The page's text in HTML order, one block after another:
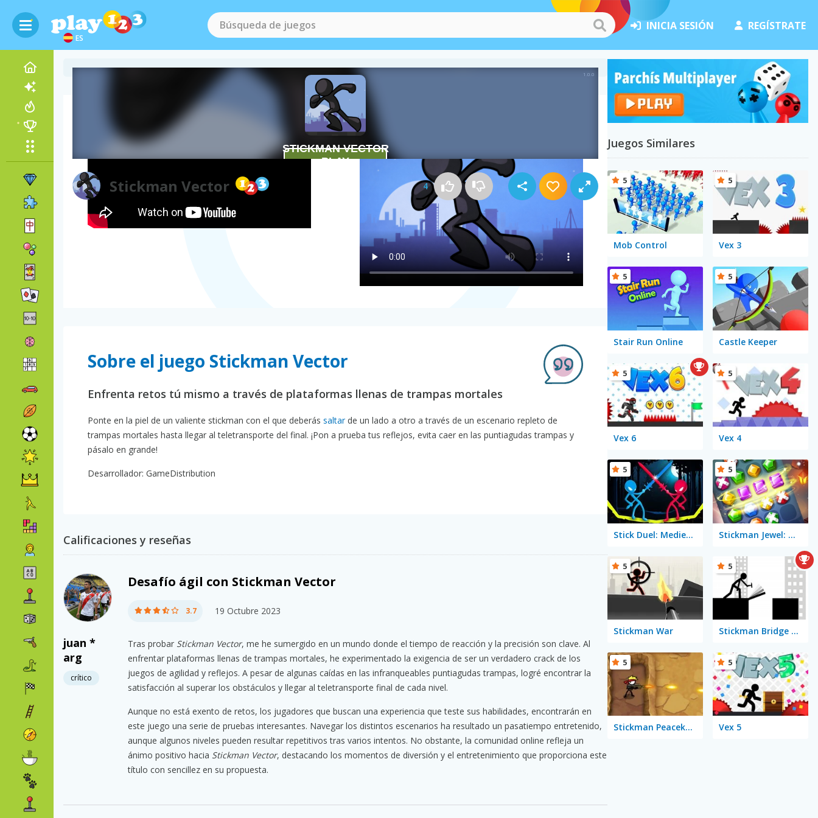
ES
INICIA SESIÓN REGÍSTRATE
Stickman Vector 4
Vídeo del juego Cómo jugar a Stickman Vector
Sobre el juego Stickman Vector
Enfrenta retos tú mismo a través de plataformas llenas de trampas mortales
Ponte en la piel de un valiente stickman con el que deberás saltarde un lado a otro a través de un escenario repleto de
trampas mortales hasta llegar al teletransporte del final. ¡Pon a prueba tus reflejos, evita caer en las puntiagudas trampas y
pásalo en grande!
Desarrollador: GameDistribution
Calificaciones y reseñas
juan *
arg
crítico
Desafío ágil con Stickman Vector
3.7 19 Octubre 2023
Tras probar Stickman Vector, me he sumergido en un mundo donde el tiempo de reacción y la precisión son clave. Al
enfrentar plataformas llenas de trampas mortales, he experimentado la exigencia de ser un verdadero crack de los
juegos de agilidad y reflejos. A pesar de algunas caídas en las infranqueables puntiagudas trampas, logré encontrar la
satisfacción al superar los obstáculos y llegar al teletransporte final de cada nivel.
Aunque no está exento de retos, los jugadores que buscan una experiencia que teste sus habilidades, encontrarán en
este juego una serie de pruebas interesantes. Navegar los distintos escenarios ha resultado un pasatiempo entretenido,
aunque algunos niveles pueden resultar repetitivos tras varios intentos. No obstante, la comunidad online refleja un
ánimo positivo hacia Stickman Vector, destacando los momentos de diversión y el entretenimiento que proporciona este
título con sencillez en su propuesta.
Juegos Similares
Mob Control
5
Vex 3
5
Stair Run Online
5
Castle Keeper
5
Vex 6
5
Vex 4
5
Stick Duel: Medieval Wars
5
Stickman Jewel: Match 3 Master
5
Stickman War
5
Stickman Bridge Constructor
5
Stickman Peacekeeper
5
Vex 5
5